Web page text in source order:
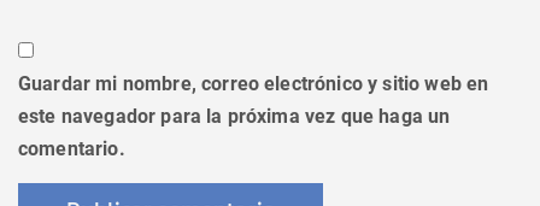
Guardar mi nombre, correo electrónico y sitio web en
este navegador para la próxima vez que haga un
comentario.